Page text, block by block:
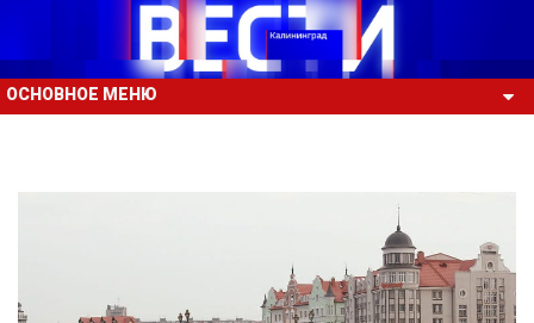
ОСНОВНОЕ МЕНЮ